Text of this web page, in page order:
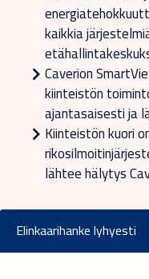
kaikkia
Caverion
kiinteistön
ajantasaisesti ja
Kiinteistön kuori
lähtee hälytys
Elinkaarihanke lyhyesti